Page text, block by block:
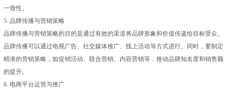
一致性。
5. 品牌传播与营销策略
品牌传播与营销策略的目的是通过有效的渠道将品牌形象和价值传递给目标受众。
品牌传播可以通过电视广告、社交媒体推广、线上活动等方式进行。同时，要制定
精准的营销策略，如促销活动、联合营销、内容营销等，推动品牌知名度和销售额
的提升。
6. 电商平台运营与推广